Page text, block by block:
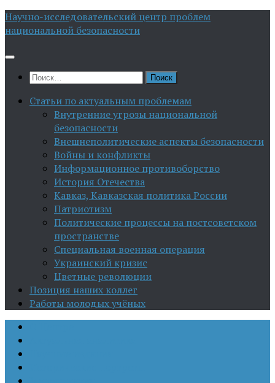
Перейти
к
Научно-исследовательский центр проблем
национальной безопасности
Найти:
Статьи по актуальным проблемам
Внутренние угрозы национальной
безопасности
Внешнеполитические аспекты безопасности
Войны и конфликты
Информационное противоборство
История Отечества
Кавказ, Кавказская политика России
Патриотизм
Политические процессы на постсоветском
пространстве
Специальная военная операция
Украинский кризис
Цветные революции
Позиция наших коллег
Работы молодых учёных